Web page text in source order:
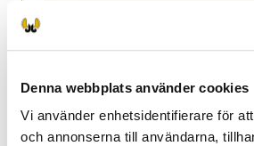
Denna webbplats använder cookies
Vi använder enhetsidentifierare för
och annonserna till användarna,
0400 936 333